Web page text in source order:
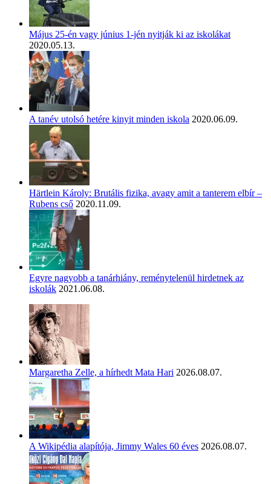
Május 25-én vagy június 1-jén nyitják ki az iskolákat
2020.05.13.
A tanév utolsó hetére kinyit minden iskola 2020.06.09.
Härtlein Károly: Brutális fizika, avagy amit a tanterem elbír –
Rubens cső 2020.11.09.
Egyre nagyobb a tanárhiány, reménytelenül hirdetnek az
iskolák 2021.06.08.
Margaretha Zelle, a hírhedt Mata Hari 2026.08.07.
A Wikipédia alapítója, Jimmy Wales 60 éves 2026.08.07.